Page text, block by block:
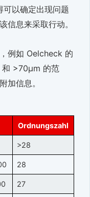
以确定出现问题
信息来采取行动。
例如 Oelcheck 的
>70μm 的范
加信息。
Ordnungszahl
>28
28
27